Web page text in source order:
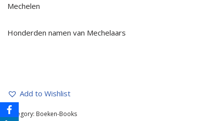
Mechelen
Honderden namen van Mechelaars
Add to Wishlist
Category: Boeken-Books